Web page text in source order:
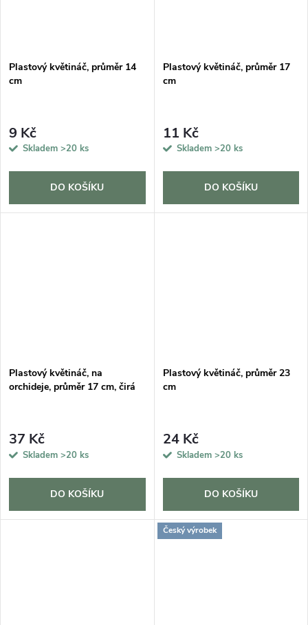
Plastový květináč, průměr 14
cm
9 Kč
Skladem >20 ks
DO KOŠÍKU
Plastový květináč, průměr 17
cm
11 Kč
Skladem >20 ks
DO KOŠÍKU
Plastový květináč, na
orchideje, průměr 17 cm, čirá
37 Kč
Skladem >20 ks
DO KOŠÍKU
Plastový květináč, průměr 23
cm
24 Kč
Skladem >20 ks
DO KOŠÍKU
Český výrobek